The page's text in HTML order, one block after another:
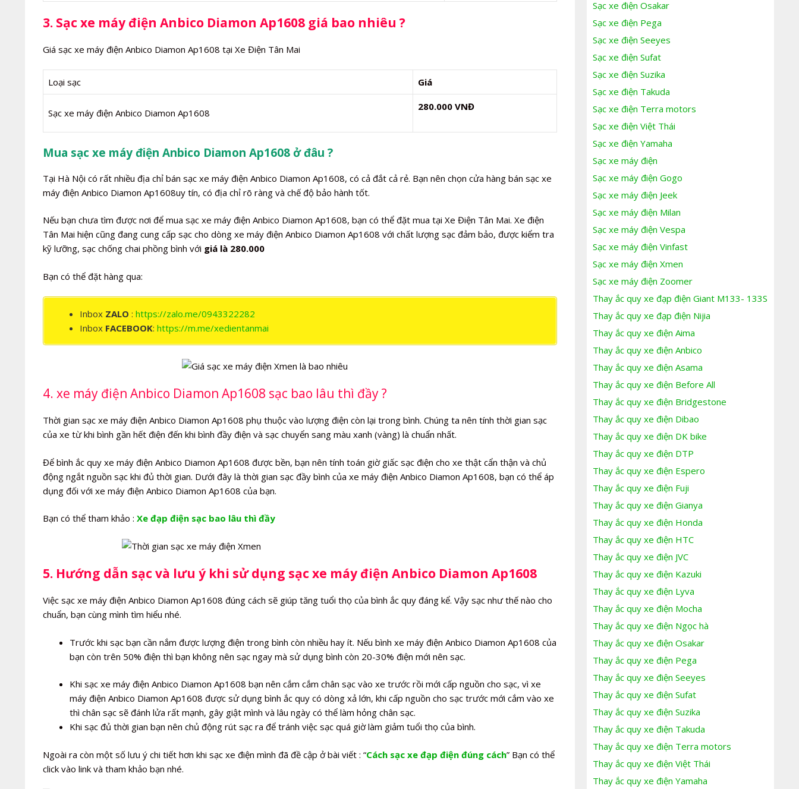
3. Sạc xe máy điện Anbico Diamon Ap1608 giá bao nhiêu ?
Giá sạc xe máy điện Anbico Diamon Ap1608 tại Xe Điện Tân Mai
Loại sạc Giá
Sạc xe máy điện Anbico Diamon Ap1608
280.000 VNĐ
Mua sạc xe máy điện Anbico Diamon Ap1608 ở đâu ?
Tại Hà Nội có rất nhiều địa chỉ bán sạc xe máy điện Anbico Diamon Ap1608, có cả đắt cả rẻ. Bạn nên chọn cửa hàng bán sạc xe
máy điện Anbico Diamon Ap1608uy tín, có địa chỉ rõ ràng và chế độ bảo hành tốt.
Nếu bạn chưa tìm được nơi để mua sạc xe máy điện Anbico Diamon Ap1608, bạn có thể đặt mua tại Xe Điện Tân Mai. Xe điện
Tân Mai hiện cũng đang cung cấp sạc cho dòng xe máy điện Anbico Diamon Ap1608 với chất lượng sạc đảm bảo, được kiểm tra
kỹ lưỡng, sạc chống chai phồng bình với giá là 280.000
Bạn có thể đặt hàng qua:
Inbox ZALO : https://zalo.me/0943322282
Inbox FACEBOOK: https://m.me/xedientanmai
4. xe máy điện Anbico Diamon Ap1608 sạc bao lâu thì đầy ?
Thời gian sạc xe máy điện Anbico Diamon Ap1608 phụ thuộc vào lượng điện còn lại trong bình. Chúng ta nên tính thời gian sạc
của xe từ khi bình gần hết điện đến khi bình đầy điện và sạc chuyển sang màu xanh (vàng) là chuẩn nhất.
Để bình ắc quy xe máy điện Anbico Diamon Ap1608 được bền, bạn nên tính toán giờ giấc sạc điện cho xe thật cẩn thận và chủ
động ngắt nguồn sạc khi đủ thời gian. Dưới đây là thời gian sạc đầy bình của xe máy điện Anbico Diamon Ap1608, bạn có thể áp
dụng đối với xe máy điện Anbico Diamon Ap1608 của bạn.
Bạn có thể tham khảo : Xe đạp điện sạc bao lâu thì đầy
5. Hướng dẫn sạc và lưu ý khi sử dụng sạc xe máy điện Anbico Diamon Ap1608
Việc sạc xe máy điện Anbico Diamon Ap1608 đúng cách sẽ giúp tăng tuổi thọ của bình ắc quy đáng kể. Vậy sạc như thế nào cho
chuẩn, bạn cùng mình tìm hiểu nhé.
Trước khi sạc bạn cần nắm được lượng điện trong bình còn nhiều hay ít. Nếu bình xe máy điện Anbico Diamon Ap1608 của
bạn còn trên 50% điện thì bạn không nên sạc ngay mà sử dụng bình còn 20-30% điện mới nên sạc.
Khi sạc xe máy điện Anbico Diamon Ap1608 bạn nên cắm cắm chân sạc vào xe trước rồi mới cấp nguồn cho sạc, vì xe
máy điện Anbico Diamon Ap1608 được sử dụng bình ắc quy có dòng xả lớn, khi cấp nguồn cho sạc trước mới cắm vào xe
thì chân sạc sẽ đánh lửa rất mạnh, gây giật mình và lâu ngày có thể làm hỏng chân sạc.
Khi sạc đủ thời gian bạn nên chủ động rút sạc ra để tránh việc sạc quá giờ làm giảm tuổi thọ của bình.
Ngoài ra còn một số lưu ý chi tiết hơn khi sạc xe điện mình đã đề cập ở bài viết : “Cách sạc xe đạp điện đúng cách” Bạn có thể
click vào link và tham khảo bạn nhé.
Sạc xe điện Osakar
Sạc xe điện Pega
Sạc xe điện Seeyes
Sạc xe điện Sufat
Sạc xe điện Suzika
Sạc xe điện Takuda
Sạc xe điện Terra motors
Sạc xe điện Việt Thái
Sạc xe điện Yamaha
Sạc xe máy điện
Sạc xe máy điện Gogo
Sạc xe máy điện Jeek
Sạc xe máy điện Milan
Sạc xe máy điện Vespa
Sạc xe máy điện Vinfast
Sạc xe máy điện Xmen
Sạc xe máy điện Zoomer
Thay ắc quy xe đạp điện Giant M133- 133S
Thay ắc quy xe đạp điện Nijia
Thay ắc quy xe điện Aima
Thay ắc quy xe điện Anbico
Thay ắc quy xe điện Asama
Thay ắc quy xe điện Before All
Thay ắc quy xe điện Bridgestone
Thay ắc quy xe điện Dibao
Thay ắc quy xe điện DK bike
Thay ắc quy xe điện DTP
Thay ắc quy xe điện Espero
Thay ắc quy xe điện Fuji
Thay ắc quy xe điện Gianya
Thay ắc quy xe điện Honda
Thay ắc quy xe điện HTC
Thay ắc quy xe điện JVC
Thay ắc quy xe điện Kazuki
Thay ắc quy xe điện Lyva
Thay ắc quy xe điện Mocha
Thay ắc quy xe điện Ngọc hà
Thay ắc quy xe điện Osakar
Thay ắc quy xe điện Pega
Thay ắc quy xe điện Seeyes
Thay ắc quy xe điện Sufat
Thay ắc quy xe điện Suzika
Thay ắc quy xe điện Takuda
Thay ắc quy xe điện Terra motors
Thay ắc quy xe điện Việt Thái
Thay ắc quy xe điện Yamaha